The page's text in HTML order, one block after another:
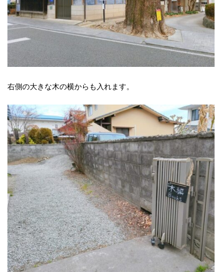
右側の大きな木の横からも入れます。